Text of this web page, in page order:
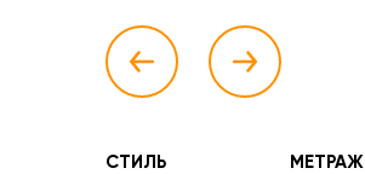
СТИЛЬ МЕТРАЖ